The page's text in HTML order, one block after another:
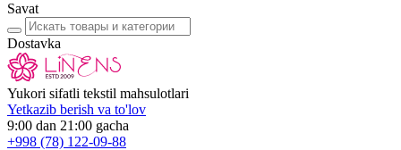
Savat
Dostavka
Yukori sifatli tekstil mahsulotlari
Yetkazib berish va to'lov
9:00 dan 21:00 gacha
+998 (78) 122-09-88